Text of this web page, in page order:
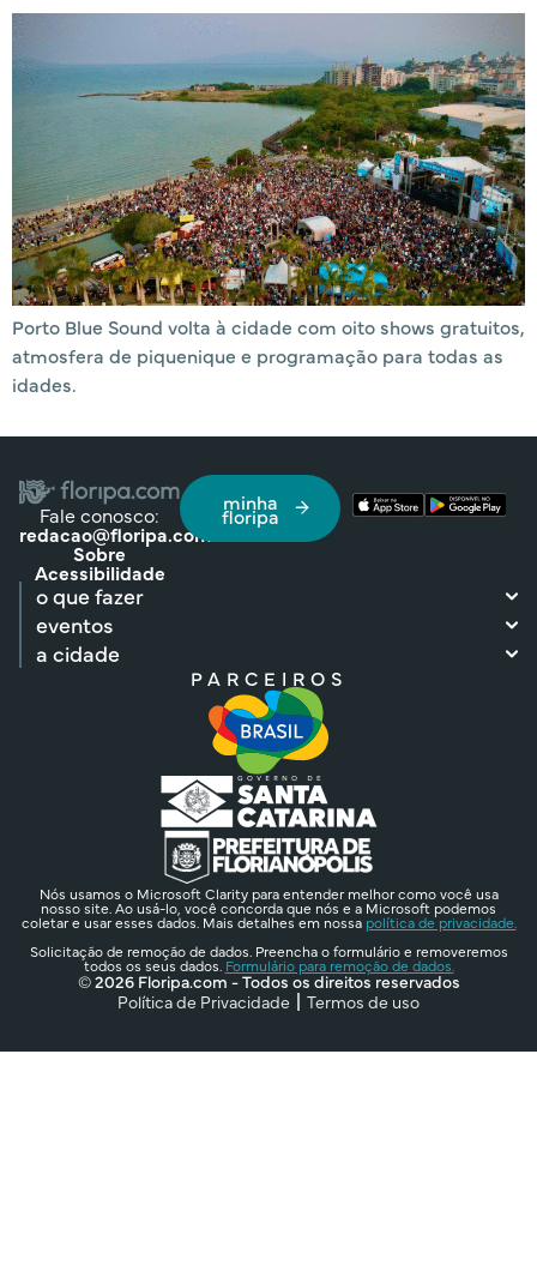
Porto Blue Sound volta à cidade com oito shows gratuitos,
atmosfera de piquenique e programação para todas as
idades.
Fale conosco:
redacao@floripa.com
Sobre
Acessibilidade
minha
floripa
o que fazer
eventos
a cidade
PARCEIROS
Nós usamos o Microsoft Clarity para entender melhor como você usa
nosso site. Ao usá-lo, você concorda que nós e a Microsoft podemos
coletar e usar esses dados. Mais detalhes em nossa política de privacidade.
Solicitação de remoção de dados. Preencha o formulário e removeremos
todos os seus dados. Formulário para remoção de dados.
© 2026 Floripa.com - Todos os direitos reservados
Política de Privacidade
Termos de uso